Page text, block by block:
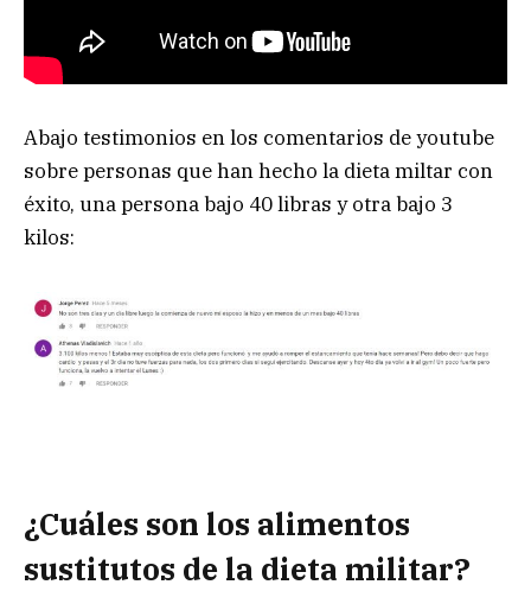
Abajo testimonios en los comentarios de youtube
sobre personas que han hecho la dieta miltar con
éxito, una persona bajo 40 libras y otra bajo 3
kilos:
¿Cuáles son los alimentos
sustitutos de la dieta militar?